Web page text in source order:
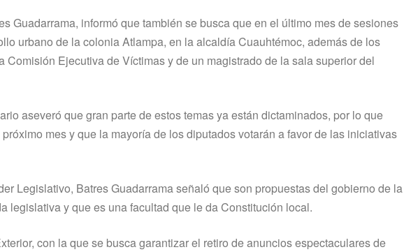
Guadarrama, informó que también se busca que en el último mes de sesiones
urbano de la colonia Atlampa, en la alcaldía Cuauhtémoc, además de los
Comisión Ejecutiva de Víctimas y de un magistrado de la sala superior del
aseveró que gran parte de estos temas ya están dictaminados, por lo que
mes y que la mayoría de los diputados votarán a favor de las iniciativas
Legislativo, Batres Guadarrama señaló que son propuestas del gobierno de la
legislativa y que es una facultad que le da Constitución local.
con la que se busca garantizar el retiro de anuncios espectaculares de